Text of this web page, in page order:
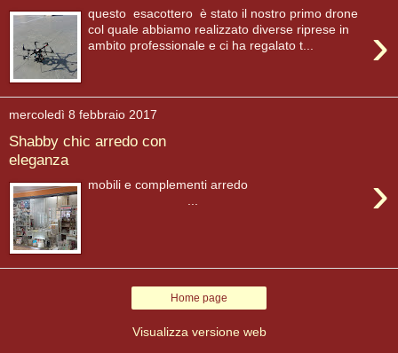
›
questo esacottero è stato il nostro primo drone
col quale abbiamo realizzato diverse riprese in
ambito professionale e ci ha regalato t...
mercoledì 8 febbraio 2017
Shabby chic arredo con
eleganza
›
mobili e complementi arredo
Home page
Visualizza versione web